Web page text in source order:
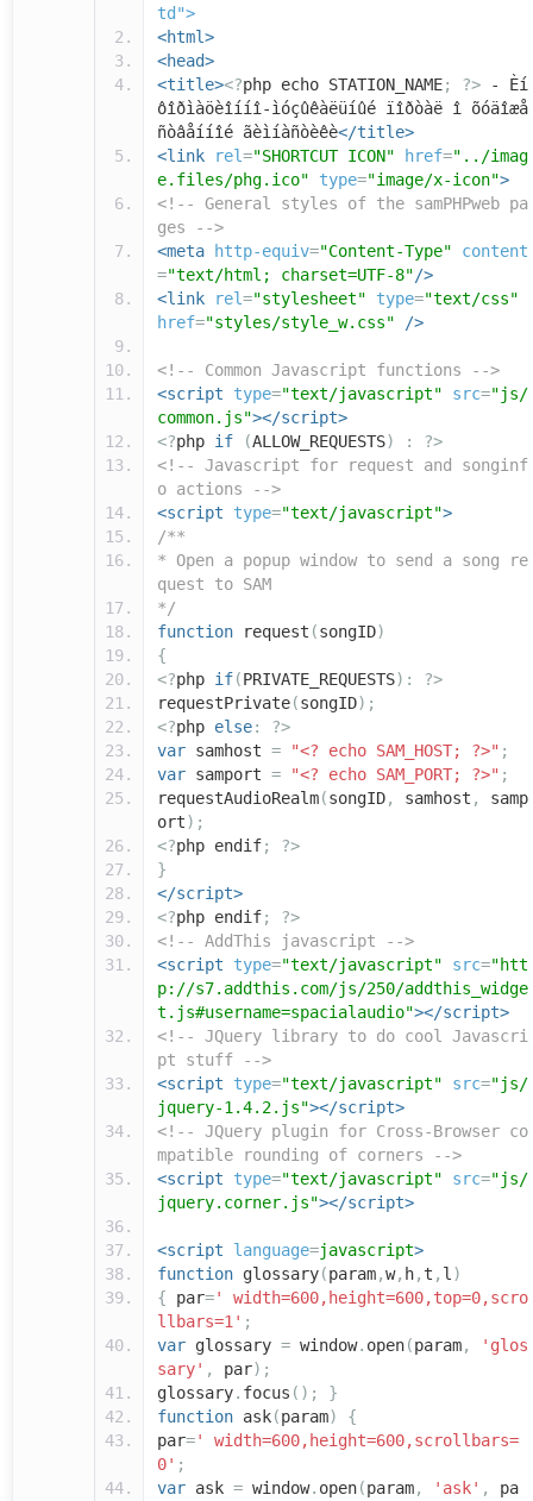
td">
<html>
<head>
<title><?php echo STATION_NAME; ?> - Èí
ôîðìàöèîííî-ìóçûêàëüíûé ïîðòàë î õóäîæå
ñòâåííîé ãèìíàñòèêè</title>
<link
rel="SHORTCUT ICON" href="../imag
e.files/phg.ico"
type="image/x-icon">
<!-- General styles of the samPHPweb pa
ges -->
<meta
http-equiv="Content-Type"
content
="text/html; charset=UTF-8"/>
<link
rel="stylesheet" type="text/css"
href="styles/style_w.css" />
<!-- Common Javascript functions -->
<script
type="text/javascript" src="js/
common.js"></script>
<?php if (ALLOW_REQUESTS) :
?>
<!-- Javascript for request and songinf
o actions -->
<script
type="text/javascript">
/**
* Open a popup window to send a song re
quest to SAM
*/
function request (songID)
{
<?php if(PRIVATE_REQUESTS):
?>
requestPrivate(songID);
<?php else:
?>
var samhost = "<? echo SAM_HOST; ?>" ;
var samport = "<? echo SAM_PORT; ?>" ;
requestAudioRealm(songID, samhost ,
samp
ort);
<?php endif;
?>
}
</script>
<?php endif;
?>
<!-- AddThis javascript -->
<script
type="text/javascript" src="htt
p://s7.addthis.com/js/250/addthis_widge
t.js#username=spacialaudio"></script>
<!-- JQuery library to do cool Javascri
pt stuff -->
<script
type="text/javascript" src="js/
jquery-1.4.2.js"></script>
<!-- JQuery plugin for Cross-Browser co
mpatible rounding of corners -->
<script
type="text/javascript" src="js/
jquery.corner.js"></script>
<script language=javascript>
function glossary(param,w, h, t , l)
{ par=' width=600,height=600,top=0,scro
llbars=1' ;
var glossary = window. open(param,
'glos
sary' , par);
glossary. focus ();
}
function ask(param)
{
par=' width=600,height=600,scrollbars=
0' ;
var ask = window. open(param, 'ask' ,
pa